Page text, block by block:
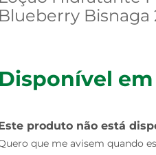
Blueberry Bisnaga
Disponível
produto não está
que me avisem quando